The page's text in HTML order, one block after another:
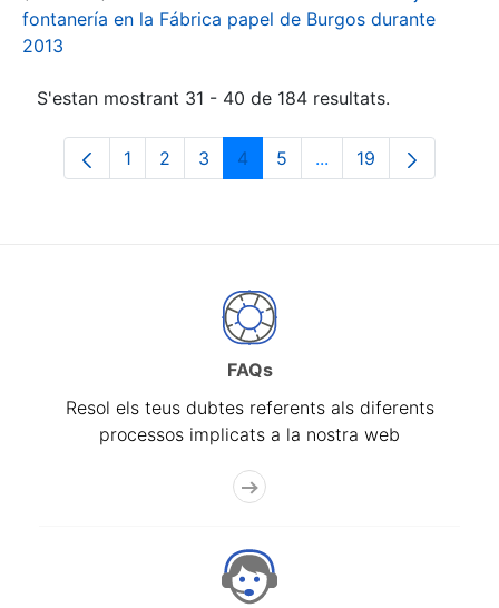
fontanería en la Fábrica papel de Burgos durante
2013
S'estan mostrant 31 - 40 de 184 resultats.
Pàgina
1 Pàgina
2 Pàgina
3 Pàgina
4 Pàgina
5 ...Pàgines intermèdies
Pàgina
19
FAQs
Resol els teus dubtes referents als diferents
processos implicats a la nostra web